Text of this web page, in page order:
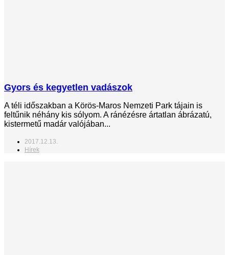
Gyors és kegyetlen vadászok
A téli időszakban a Körös-Maros Nemzeti Park tájain is
feltűnik néhány kis sólyom. A ránézésre ártatlan ábrázatú,
kistermetű madár valójában...
2017.12.13.
Hírek